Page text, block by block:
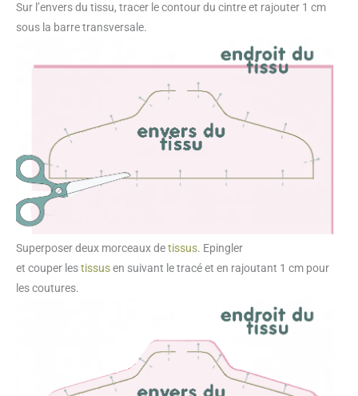
Sur l’envers du tissu, tracer le contour du cintre et rajouter 1 cm
sous la barre transversale.
Superposer deux morceaux detissus. Epingler
et couper lestissusen suivant le tracé et en rajoutant 1 cm pour
les coutures.